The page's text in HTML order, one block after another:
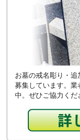
お墓の戒名彫り・
募集しています。
中。ぜひご協力くだ